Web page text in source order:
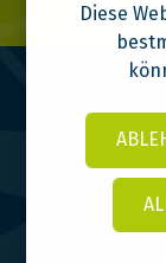
Diese